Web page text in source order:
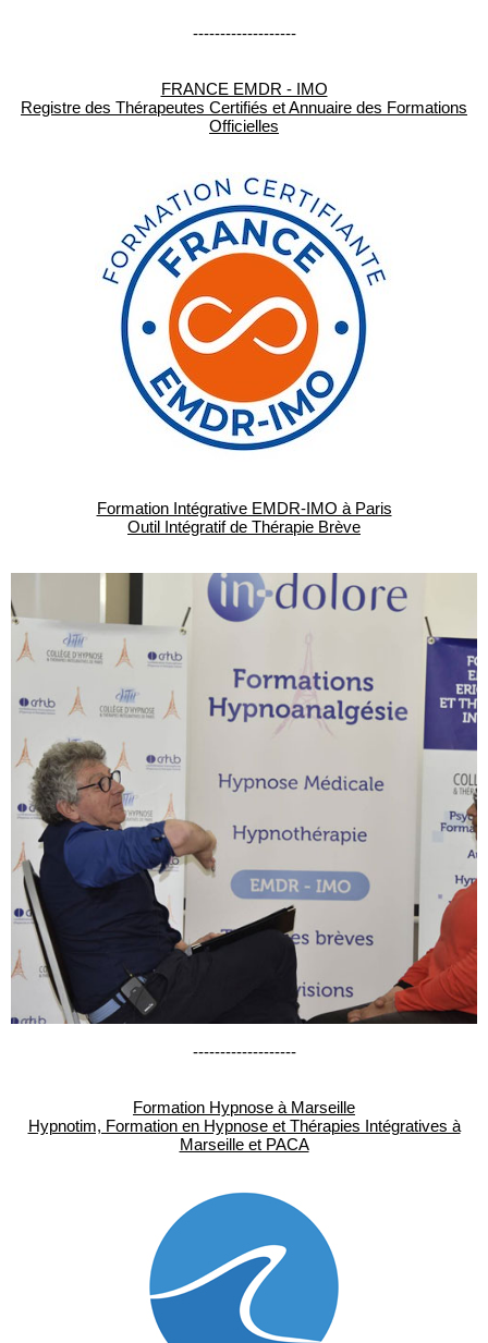
-------------------
FRANCE EMDR - IMO
Registre des Thérapeutes Certifiés et Annuaire des Formations
Officielles
Formation Intégrative EMDR-IMO à Paris
Outil Intégratif de Thérapie Brève
-------------------
Formation Hypnose à Marseille
Hypnotim, Formation en Hypnose et Thérapies Intégratives à
Marseille et PACA